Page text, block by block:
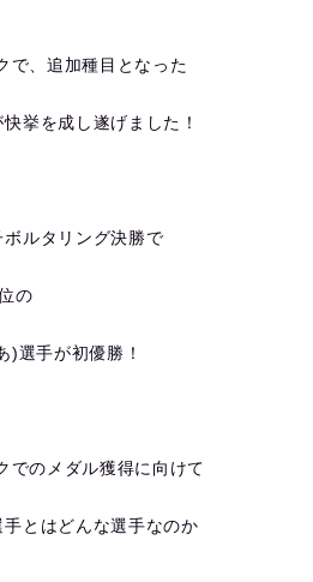
で、追加種目となった
挙を成し遂げました！
ルタリング決勝で
の
)選手が初優勝！
でのメダル獲得に向けて
とはどんな選手なのか